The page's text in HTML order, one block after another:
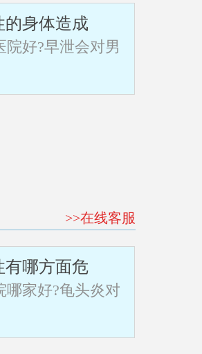
的身体造成
好?早泄会对男
>>在线客服
有哪方面危
哪家好?龟头炎对